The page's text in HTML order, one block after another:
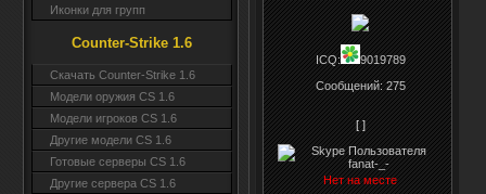
Иконки для групп
Counter-Strike 1.6
Скачать Counter-Strike 1.6
Модели оружия CS 1.6
Модели игроков CS 1.6
Другие модели CS 1.6
Готовые серверы CS 1.6
Другие сервера CS 1.6
ICQ:
9019789
Сообщений:275
[ ]
Нет на месте